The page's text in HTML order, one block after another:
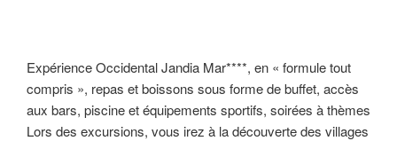
Expérience Occidental Jandia Mar****, en « formule tout
compris », repas et boissons sous forme de buffet, accès
aux bars, piscine et équipements sportifs, soirées à thèmes
Lors des excursions, vous irez à la découverte des villages